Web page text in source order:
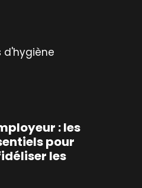
d'hygiène
: les
pour
les